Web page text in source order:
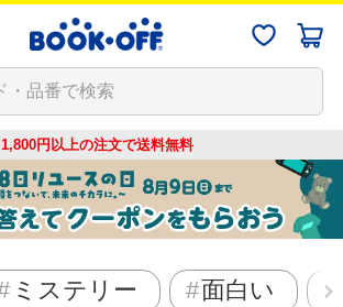
1,800円以上の注文で送料無料
ミステリー 面白い